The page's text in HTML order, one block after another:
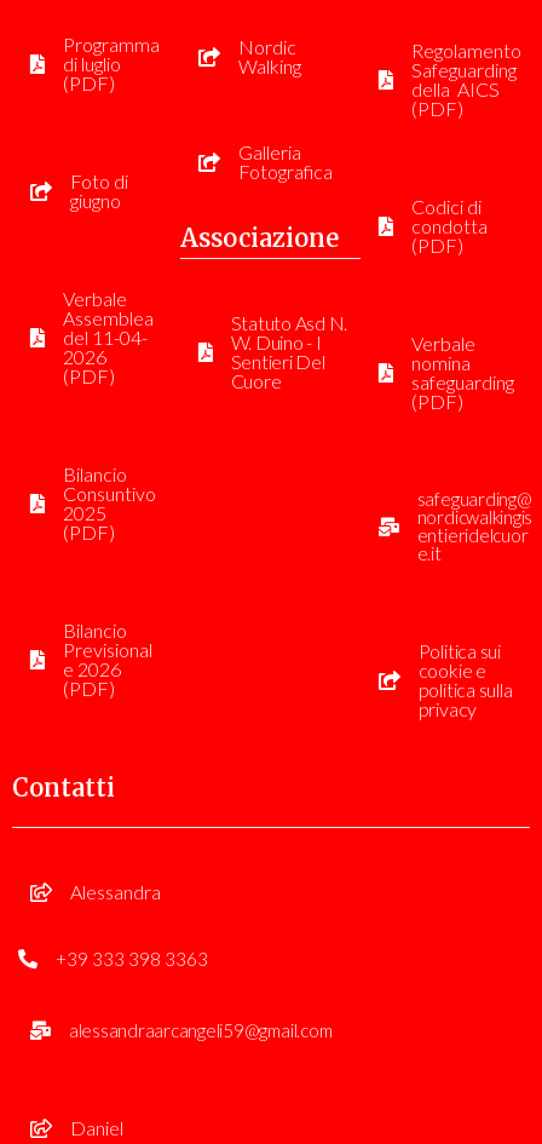
Programma
di luglio
(PDF)
Foto di
giugno
Verbale
Assemblea
del 11-04-
2026
(PDF)
Bilancio
Consuntivo
2025
(PDF)
Bilancio
Previsional
e 2026
(PDF)
Nordic
Walking
Galleria
Fotografica
Associazione
Statuto Asd N.
W. Duino - I
Sentieri Del
Cuore
Regolamento
Safeguarding
della AICS
(PDF)
Codici di
condotta
(PDF)
Verbale
nomina
safeguarding
(PDF)
safeguarding@
nordicwalkingis
entieridelcuor
e.it
Politica sui
cookie e
politica sulla
privacy
Contatti
Alessandra
+39 333 398 3363
alessandraarcangeli59@gmail.com
Daniel